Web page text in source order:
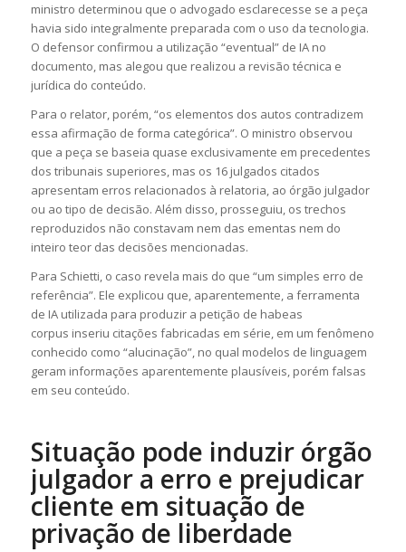
ministro determinou que o advogado esclarecesse se a peça
havia sido integralmente preparada com o uso da tecnologia.
O defensor confirmou a utilização “eventual” de IA no
documento, mas alegou que realizou a revisão técnica e
jurídica do conteúdo.
Para o relator, porém, “os elementos dos autos contradizem
essa afirmação de forma categórica”. O ministro observou
que a peça se baseia quase exclusivamente em precedentes
dos tribunais superiores, mas os 16 julgados citados
apresentam erros relacionados à relatoria, ao órgão julgador
ou ao tipo de decisão. Além disso, prosseguiu, os trechos
reproduzidos não constavam nem das ementas nem do
inteiro teor das decisões mencionadas.
Para Schietti, o caso revela mais do que “um simples erro de
referência”. Ele explicou que, aparentemente, a ferramenta
de IA utilizada para produzir a petição de habeas
corpus inseriu citações fabricadas em série, em um fenômeno
conhecido como “alucinação”, no qual modelos de linguagem
geram informações aparentemente plausíveis, porém falsas
em seu conteúdo.
Situação pode induzir órgão
julgador a erro e prejudicar
cliente em situação de
privação de liberdade